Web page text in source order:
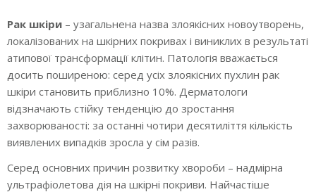
Діагностика
Денний стаціонар у Вінниці
Ціни послуг
Новини
Рак шкіри – узагальнена назва злоякісних новоутворень,
локалізованих на шкірних покривах і виниклих в результаті
атипової трансформації клітин. Патологія вважається
досить поширеною: серед усіх злоякісних пухлин рак
шкіри становить приблизно 10%. Дерматологи
відзначають стійку тенденцію до зростання
захворюваності: за останні чотири десятиліття кількість
виявлених випадків зросла у сім разів.
Серед основних причин розвитку хвороби – надмірна
ультрафіолетова дія на шкірні покриви. Найчастіше